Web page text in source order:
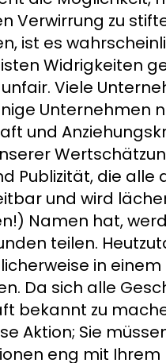
Verwirrung zu
ist es
Widrigkeiten
Viele
Unternehmen
und
Publizität, die
und wird
Namen hat,
teilen.
in
Da sich alle
bekannt zu
Aktion; Sie
eng mit